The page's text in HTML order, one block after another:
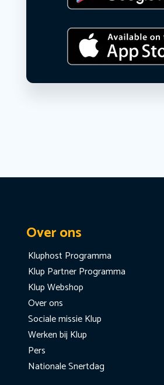
Over ons
Kluphost Programma
Klup Partner Programma
Klup Webshop
Over ons
Sociale missie Klup
Werken bij Klup
Pers
Nationale Snertdag